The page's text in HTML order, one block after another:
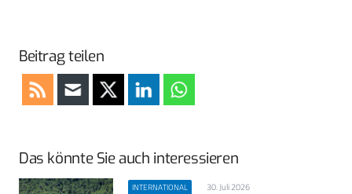
Beitrag teilen
Das könnte Sie auch interessieren
INTERNATIONAL 30. Juli 2026